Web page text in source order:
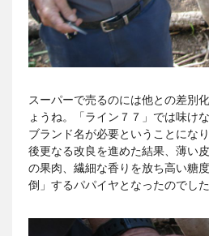
スーパーで売るのには他との差別
ょうね。「ライン７７」では味け
ブランド名が必要ということにな
後更なる改良を進めた結果、薄い
の果肉、繊細な香りを放ち高い糖
倒」するパパイヤとなったのでした